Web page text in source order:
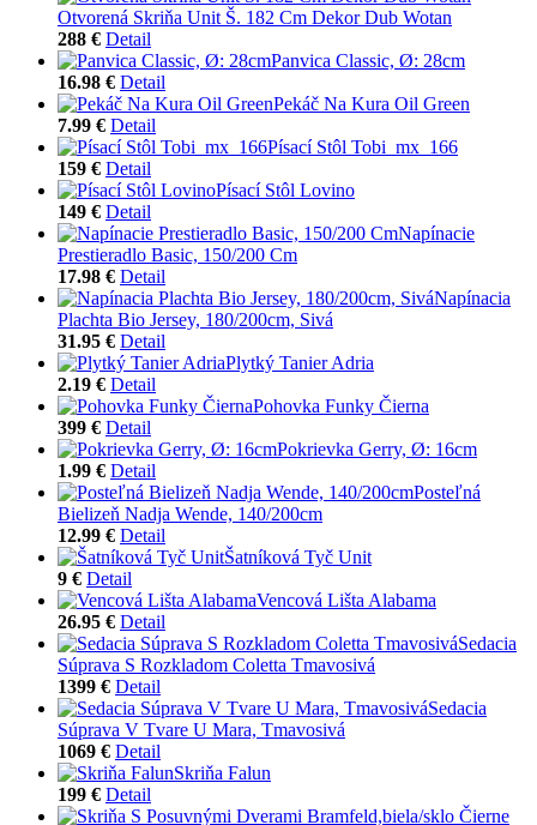
Otvorená Skriňa Unit Š. 182 Cm Dekor Dub Wotan
288 € Detail
Panvica Classic, Ø: 28cm
16.98 € Detail
Pekáč Na Kura Oil Green
7.99 € Detail
Písací Stôl Tobi_mx_166
159 € Detail
Písací Stôl Lovino
149 € Detail
Napínacie
Prestieradlo Basic, 150/200 Cm
17.98 € Detail
Napínacia
Plachta Bio Jersey, 180/200cm, Sivá
31.95 € Detail
Plytký Tanier Adria
2.19 € Detail
Pohovka Funky Čierna
399 € Detail
Pokrievka Gerry, Ø: 16cm
1.99 € Detail
Posteľná
Bielizeň Nadja Wende, 140/200cm
12.99 € Detail
Šatníková Tyč Unit
9 € Detail
Vencová Lišta Alabama
26.95 € Detail
Sedacia
Súprava S Rozkladom Coletta Tmavosivá
1399 € Detail
Sedacia
Súprava V Tvare U Mara, Tmavosivá
1069 € Detail
Skriňa Falun
199 € Detail